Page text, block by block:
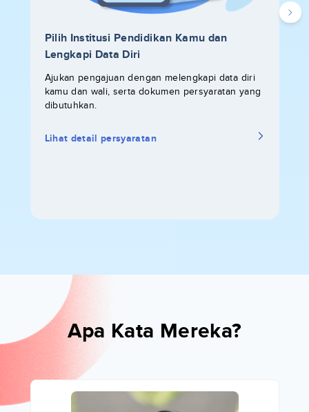
Pilih Institusi Pendidikan Kamu dan
Lengkapi Data Diri
Ajukan pengajuan dengan melengkapi data diri
kamu dan wali, serta dokumen persyaratan yang
dibutuhkan.
Lihat detail persyaratan
Apa Kata Mereka?